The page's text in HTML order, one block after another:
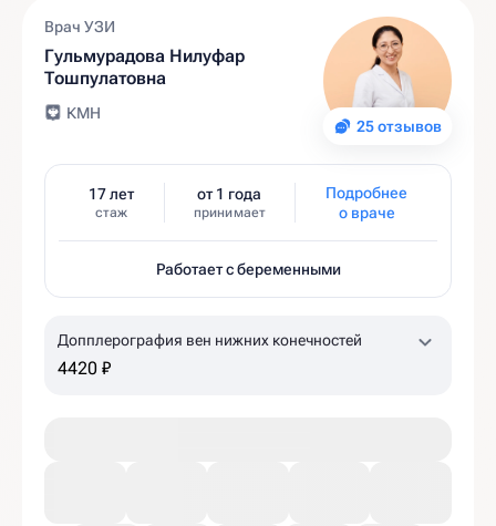
25 отзывов
Врач УЗИ
Гульмурадова Нилуфар
Тошпулатовна
КМН
17 лет
стаж
от 1 года
принимает
Подробнее
о враче
Работает с беременными
Допплерография вен нижних конечностей
4420 ₽